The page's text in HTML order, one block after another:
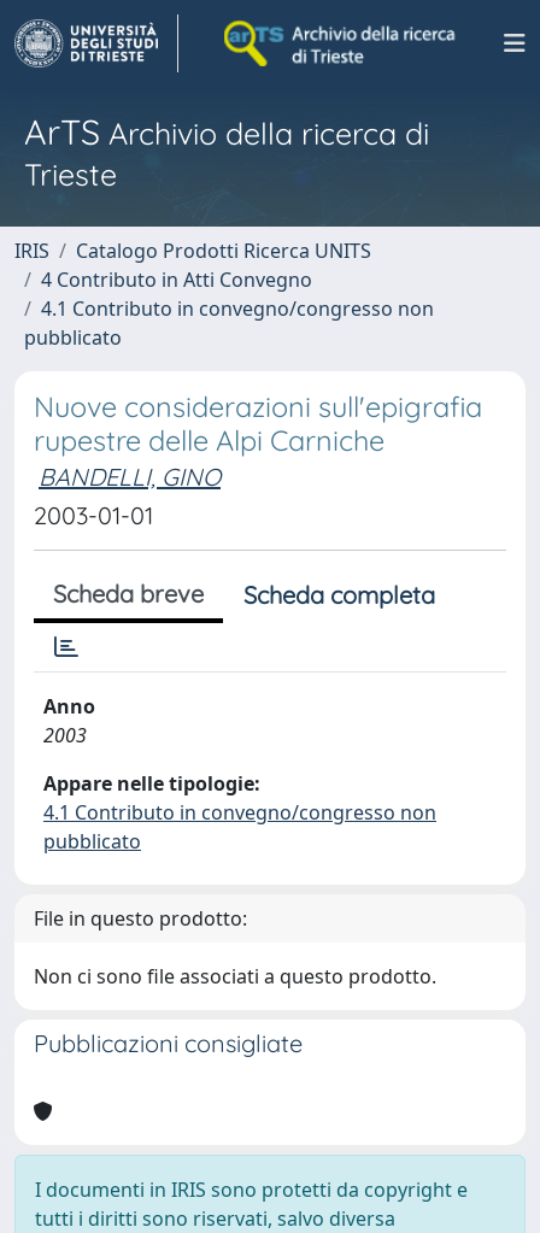
ArTS Archivio della ricerca di
Trieste
IRIS
Catalogo Prodotti Ricerca UNITS
4 Contributo in Atti Convegno
4.1 Contributo in convegno/congresso non
pubblicato
Nuove considerazioni sull'epigrafia
rupestre delle Alpi Carniche
BANDELLI, GINO
2003-01-01
Scheda breve Scheda completa
Anno
2003
Appare nelle tipologie:
4.1 Contributo in convegno/congresso non
pubblicato
File in questo prodotto:
Non ci sono file associati a questo prodotto.
Pubblicazioni consigliate
I documenti in IRIS sono protetti da copyright e
tutti i diritti sono riservati, salvo diversa